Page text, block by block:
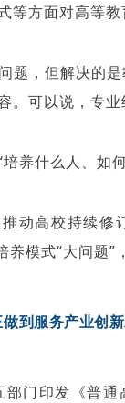
等方面对高等
题，但解决的
。可以说，专
养什么人、如
动高校持续修
养模式“大问题
到服务产业创
门印发《普